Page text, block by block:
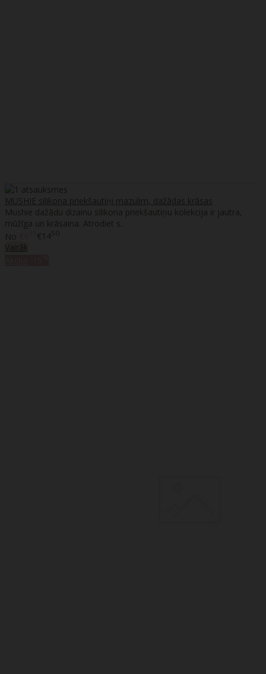
MUSHIE silikona priekšautiņi mazulim, dažādas krāsas
Mushie dažādu dizainu silikona priekšautiņu kolekcija ir jautra,
mūžīga un krāsaina. Atrodiet s..
No
€1450
Vairāk